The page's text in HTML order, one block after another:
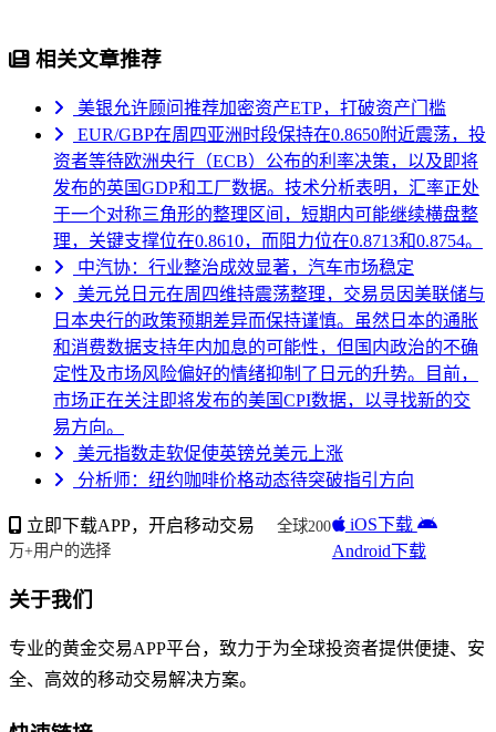
相关文章推荐
美银允许顾问推荐加密资产ETP，打破资产门槛
EUR/GBP在周四亚洲时段保持在0.8650附近震荡，投
资者等待欧洲央行（ECB）公布的利率决策，以及即将
发布的英国GDP和工厂数据。技术分析表明，汇率正处
于一个对称三角形的整理区间，短期内可能继续横盘整
理，关键支撑位在0.8610，而阻力位在0.8713和0.8754。
中汽协：行业整治成效显著，汽车市场稳定
美元兑日元在周四维持震荡整理，交易员因美联储与
日本央行的政策预期差异而保持谨慎。虽然日本的通胀
和消费数据支持年内加息的可能性，但国内政治的不确
定性及市场风险偏好的情绪抑制了日元的升势。目前，
市场正在关注即将发布的美国CPI数据，以寻找新的交
易方向。
美元指数走软促使英镑兑美元上涨
分析师：纽约咖啡价格动态待突破指引方向
立即下载APP，开启移动交易
全球200
万+用户的选择
iOS下载
Android下载
关于我们
专业的黄金交易APP平台，致力于为全球投资者提供便捷、安
全、高效的移动交易解决方案。